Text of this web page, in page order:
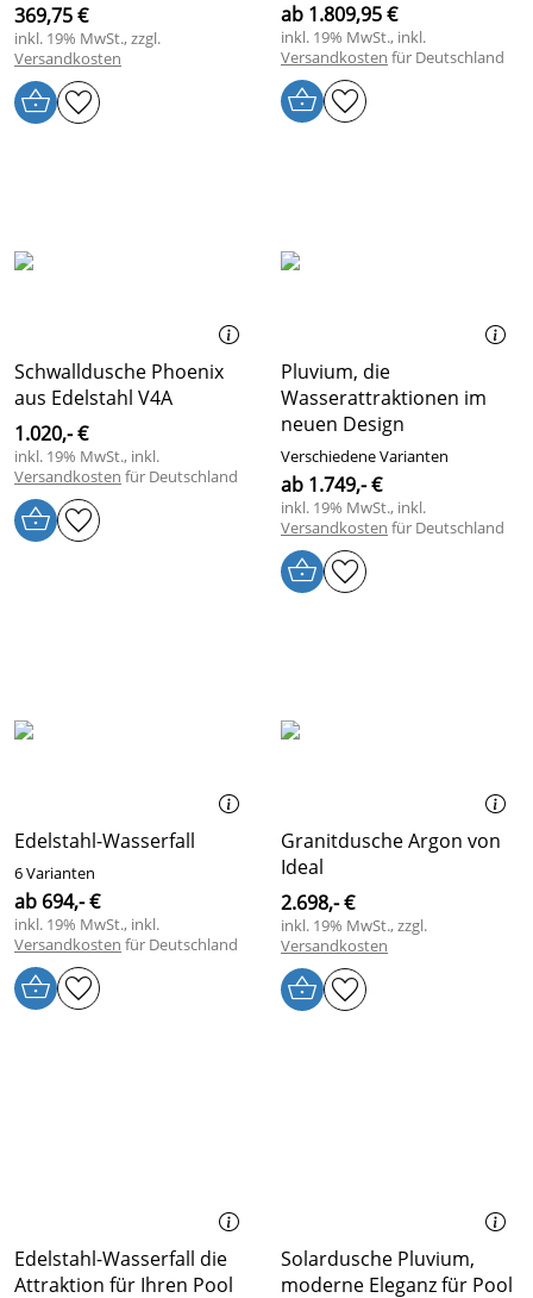
369,75 €
inkl. 19% MwSt., zzgl.
Versandkosten
ab 1.809,95 €
inkl. 19% MwSt., inkl.
Versandkosten für Deutschland
Schwalldusche Phoenix
aus Edelstahl V4A
1.020,- €
inkl. 19% MwSt., inkl.
Versandkosten für Deutschland
Pluvium, die
Wasserattraktionen im
neuen Design
Verschiedene Varianten
ab 1.749,- €
inkl. 19% MwSt., inkl.
Versandkosten für Deutschland
Edelstahl-Wasserfall
6 Varianten
ab 694,- €
inkl. 19% MwSt., inkl.
Versandkosten für Deutschland
Granitdusche Argon von
Ideal
2.698,- €
inkl. 19% MwSt., zzgl.
Versandkosten
Edelstahl-Wasserfall die
Attraktion für Ihren Pool
Solardusche Pluvium,
moderne Eleganz für Pool